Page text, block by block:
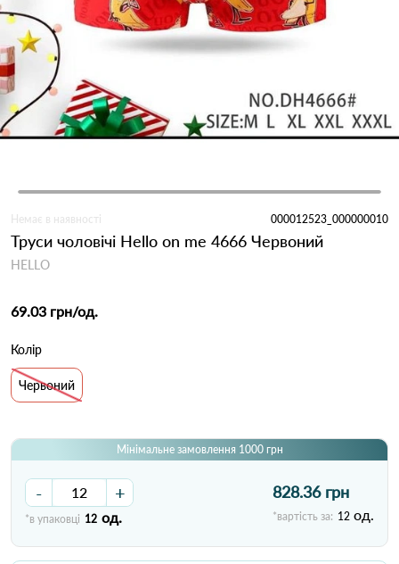
Немає в наявності 000012523_000000010
Труси чоловічі Hello on me 4666 Червоний
HELLO
69.03 грн/од.
Колір
Червоний
Мінімальне замовлення 1000 грн
- +
*в упаковці 12 од.
828.36 грн
*вартість за: 12 од.